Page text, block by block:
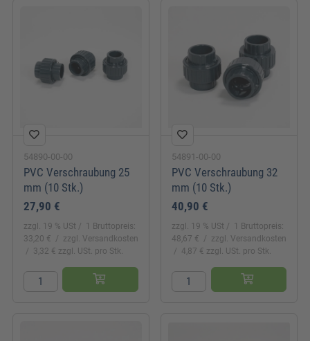
54890-00-00
PVC Verschraubung 25
mm (10 Stk.)
27,90 €
zzgl. 19 % USt
1 Bruttopreis:
33,20 €
zzgl. Versandkosten
3,32 € zzgl. USt. pro Stk.
54891-00-00
PVC Verschraubung 32
mm (10 Stk.)
40,90 €
zzgl. 19 % USt
1 Bruttopreis:
48,67 €
zzgl. Versandkosten
4,87 € zzgl. USt. pro Stk.